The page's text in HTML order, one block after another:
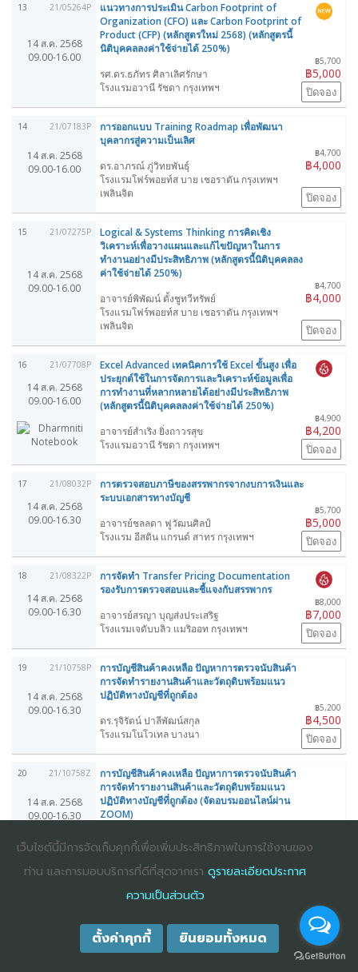
13 21/05264P
14 ส.ค. 2568
09.00-16.00
แนวทางการประเมิน Carbon Footprint of
Organization (CFO) และ Carbon Footprint of
Product (CFP) (หลักสูตรใหม่ 2568) (หลักสูตรนี้
นิติบุคคลลงค่าใช้จ่ายได้ 250%)
฿5,700
฿5,000
รศ.ดร.ธภัทร ศิลาเลิศรักษา
โรงแรมอวานี รัชดา กรุงเทพฯ
ปิดจอง
14 21/07183P
14 ส.ค. 2568
09.00-16.00
การออกแบบ Training Roadmap เพื่อพัฒนา
บุคลากรสู่ความเป็นเลิศ
฿4,700
฿4,000
ดร.อาภรณ์ ภู่วิทยพันธุ์
โรงแรมโฟร์พอยท์ส บาย เชอราตัน กรุงเทพฯ
เพลินจิต
ปิดจอง
15 21/07275P
14 ส.ค. 2568
09.00-16.00
Logical & Systems Thinking การคิดเชิง
วิเคราะห์เพื่อวางแผนและแก้ไขปัญหาในการ
ทำงานอย่างมีประสิทธิภาพ (หลักสูตรนี้นิติบุคคลลง
ค่าใช้จ่ายได้ 250%)
฿4,700
฿4,000
อาจารย์พิพัฒน์ ตั้งชูทวีทรัพย์
โรงแรมโฟร์พอยท์ส บาย เชอราตัน กรุงเทพฯ
เพลินจิต
ปิดจอง
16 21/07708P
14 ส.ค. 2568
09.00-16.00
Excel Advanced เทคนิคการใช้ Excel ขั้นสูง เพื่อ
ประยุกต์ใช้ในการจัดการและวิเคราะห์ข้อมูลเพื่อ
การทำงานที่หลากหลายได้อย่างมีประสิทธิภาพ
(หลักสูตรนี้นิติบุคคลลงค่าใช้จ่ายได้ 250%)
฿4,900
฿4,200
อาจารย์สำเริง ยิ่งถาวรสุข
โรงแรมอวานี รัชดา กรุงเทพฯ
ปิดจอง
17 21/08032P
14 ส.ค. 2568
09.00-16.30
การตรวจสอบภาษีของสรรพากรจากงบการเงินและ
ระบบเอกสารทางบัญชี
฿5,700
฿5,000
อาจารย์ชลลดา ฟูวัฒนศิลป์
โรงแรม อีสติน แกรนด์ สาทร กรุงเทพฯ
ปิดจอง
18 21/08322P
14 ส.ค. 2568
09.00-16.30
การจัดทำ Transfer Pricing Documentation
รองรับการตรวจสอบและชี้แจงกับสรรพากร
฿8,000
฿7,000
อาจารย์สรญา บุญส่งประเสริฐ
โรงแรมเจดับบลิว แมริออท กรุงเทพฯ
ปิดจอง
19 21/10758P
14 ส.ค. 2568
09.00-16.30
การบัญชีสินค้าคงเหลือ ปัญหาการตรวจนับสินค้า
การจัดทำรายงานสินค้าและวัตถุดิบพร้อมแนว
ปฏิบัติทางบัญชีที่ถูกต้อง
฿5,200
฿4,500
ดร.รุจิรัตน์ ปาลีพัฒน์สกุล
โรงแรมโนโวเทล บางนา
ปิดจอง
20 21/10758Z
14 ส.ค. 2568
09.00-16.30
การบัญชีสินค้าคงเหลือ ปัญหาการตรวจนับสินค้า
การจัดทำรายงานสินค้าและวัตถุดิบพร้อมแนว
ปฏิบัติทางบัญชีที่ถูกต้อง (จัดอบรมออนไลน์ผ่าน
ZOOM)
ดร.รุจิรัตน์ ปาลีพัฒน์สกุล
จัดอบรมออนไลน์ผ่าน ZOOM (ผู้ทำบัญชีและผู้สอบ
บัญชี นับชั่วโมงได้)
COPYRIGHT ©2025DHARMNITI SEMINAR AND TRAINING CO., LTDALL
RIGHTS RESERVED. E-COMMERCIAL REGISTRATION 0105529026680
เว็บไซต์นี้มีการจัดเก็บคุกกี้เพื่อเพิ่มประสิทธิภาพในการใช้งานของ
ท่าน และการมอบบริการที่ดีที่สุดจากเรา ดูรายละเอียดประกาศ
ความเป็นส่วนตัว
ตั้งค่าคุกกี้ ยินยอมทั้งหมด